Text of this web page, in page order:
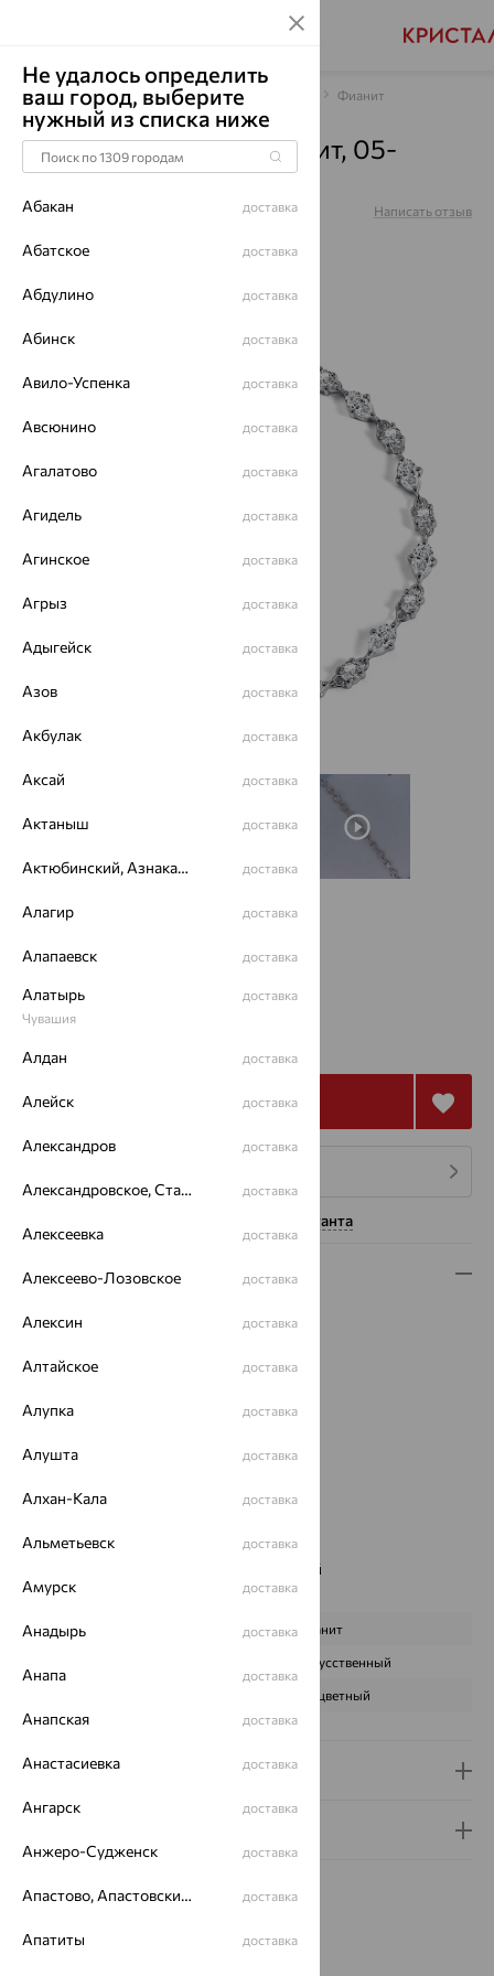
Главная Каталог Браслеты декоративные Фианит
Браслет, серебро, фианит, 05-
5921/00КЦ-00
Артикул: Написать отзыв
Размеры:
18
5 534
Купить
Нужна помощь консультанта
Описание
Вид изделия:
Металл:Серебро
Страна происхождения:
РОССИЯ
Коллекции:
Цвет вставки:
Новинка:Да
Бесцветный
Характеристика вставки:
ВИД КАМНЯ Фианит
Искусственный
Бесцветный
Доставка и оплата
Не удалось определить
ваш город, выберите
нужный из списка ниже
Абакан доставка
Абатское доставка
Абдулино доставка
Абинск доставка
Авило-Успенка доставка
Авсюнино доставка
Агалатово доставка
Агидель доставка
Агинское доставка
Агрыз доставка
Адыгейск доставка
Азов доставка
Акбулак доставка
Аксай доставка
Актаныш доставка
Актюбинский, Азнакаевский район доставка
Алагир доставка
Алапаевск доставка
Алатырь
Чувашия
доставка
Алдан доставка
Алейск доставка
Александров доставка
Александровское, Ставропольский край доставка
Алексеевка доставка
Алексеево-Лозовское доставка
Алексин доставка
Алтайское доставка
Алупка доставка
Алушта доставка
Алхан-Кала доставка
Альметьевск доставка
Амурск доставка
Анадырь доставка
Анапа доставка
Анапская доставка
Анастасиевка доставка
Ангарск доставка
Анжеро-Судженск доставка
Апастово, Апастовский район доставка
Апатиты доставка